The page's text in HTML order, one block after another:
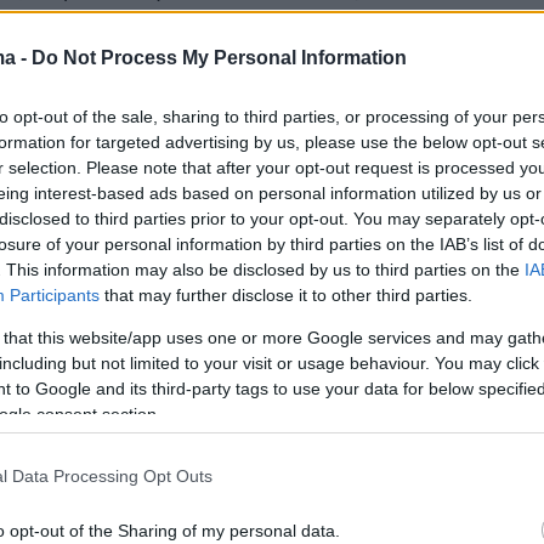
- Do Not Process My Personal Information
opt-out of the sale, sharing to third parties, or processing of your
for targeted advertising by us, please use the below opt-out
selection. Please note that after your opt-out request is processed
interest-based ads based on personal information utilized by us
to third parties prior to your opt-out. You may separately
of your personal information by third parties on the IAB’s list of
This information may also be disclosed by us to third parties on the
Participants that may further disclose it to other third parties.
that this website/app uses one or more Google services and may
but not limited to your visit or usage behaviour. You may
to Google and its third-party tags to use your data for below
consent section.
Data Processing Opt Outs
opt-out of the Sharing of my personal data.
μια περίοδος που, βγαίνοντας από την
την απομόνωση, βούτηξα συνειδητά, αλλά
φαινόμουν σύμφωνα με τα συμβατικά
μεγαλύτερη επιτυχία φαινόταν πως θα
αξία ένιωθα ότι αποκτούσα».
Body": Penn Badgley Revealed His Struggle With
https://t.co/ZFSrLAsrF0
(@BuzzFeed)April 20, 2025
δίστασε να ασκήσει κριτική στη